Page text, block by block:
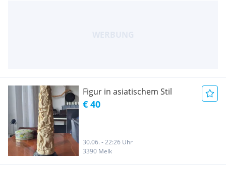
Figur in asiatischem Stil
€ 40
30.06. - 22:26 Uhr
3390 Melk